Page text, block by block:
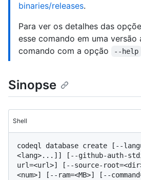
binaries/releases.
Para ver os detalhes das
esse comando em uma versão
comando com a opção
--help
Sinopse
Shell
codeql database create [--
<lang>...]] [--github-auth-
url=<url>] [--source-
<num>] [--ram=<MB>] [--